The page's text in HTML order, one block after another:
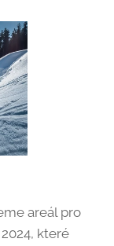
areál pro
které